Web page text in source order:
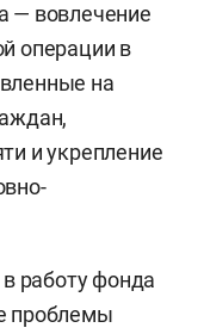
— вовлечение
операции в
на
и укрепление
работу фонда
проблемы